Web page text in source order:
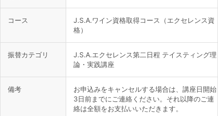
コース
J.S.A.ワイン資格取得コース（エクセレンス資
格）
振替カテゴリ
J.S.A.エクセレンス第二日程 テイスティング理
論・実践講座
備考
お申込みをキャンセルする場合は、講座日開始
3日前までにご連絡ください。それ以降のご連
絡は全額をお支払いいただきます。